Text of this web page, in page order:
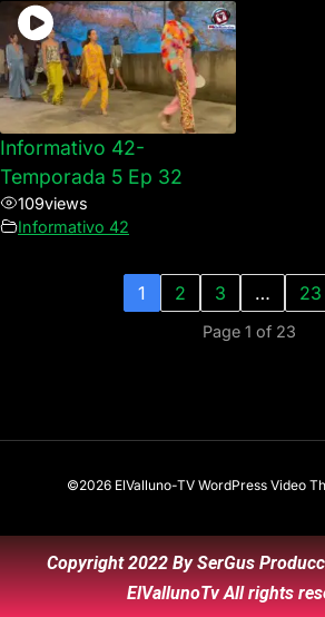
Informativo 42-
Temporada 5 Ep 32
109views
Informativo 42
1 2 3 … 23
Page 1 of 23
©2026 ElValluno-TV WordPress Video
Copyright 2022 By SerGus
ElVallunoTv All rights